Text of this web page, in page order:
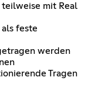
teilweise mit Real
feste
werden
Tragen